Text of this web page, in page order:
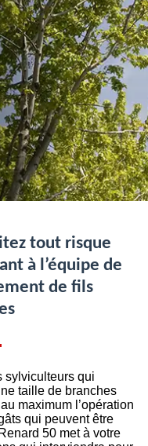
tout risque
à l’équipe de
de fils
sylviculteurs qui
taille de branches
maximum l’opération
qui peuvent être
50 met à votre